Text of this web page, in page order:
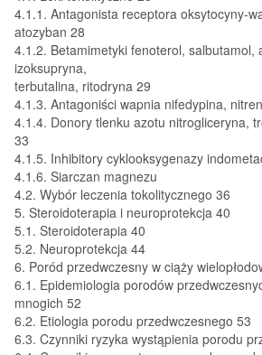
4.1.1. Antagonista receptora oksytocyny-
atozyban 28
4.1.2. Betamimetyki fenoterol, salbutamol,
izoksupryna,
terbutalina, ritodryna 29
4.1.3. Antagoniści wapnia nifedypina,
4.1.4. Donory tlenku azotu nitrogliceryna,
33
4.1.5. Inhibitory cyklooksygenazy
4.1.6. Siarczan magnezu
4.2. Wybór leczenia tokolitycznego 36
5. Steroidoterapia i neuroprotekcja 40
5.1. Steroidoterapia 40
5.2. Neuroprotekcja 44
6. Poród przedwczesny w ciąży
6.1. Epidemiologia porodów
mnogich 52
6.2. Etiologia porodu przedwczesnego 53
6.3. Czynniki ryzyka wystąpienia porodu